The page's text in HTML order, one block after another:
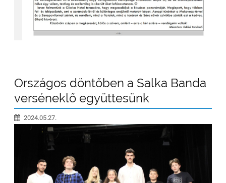
Országos döntőben a Salka Banda
verséneklő együttesünk
2024.05.27.